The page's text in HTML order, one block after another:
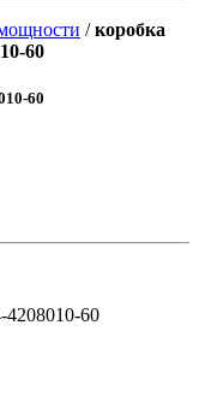
/коробка
60
60
60